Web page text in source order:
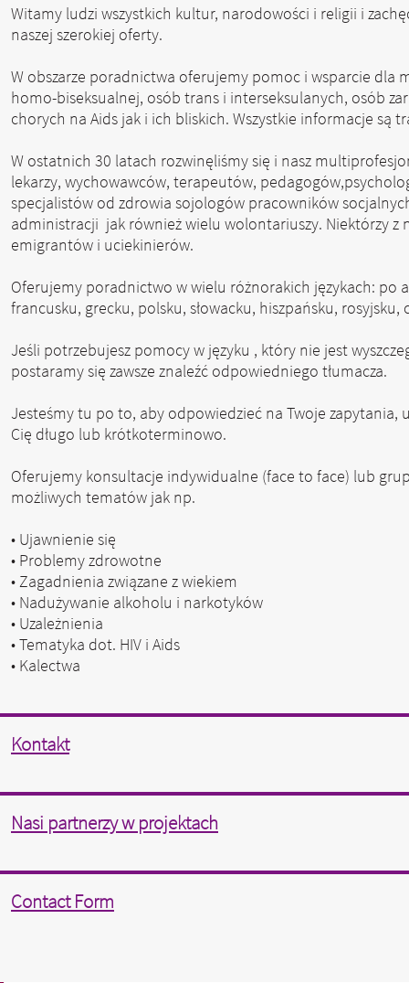
Witamy ludzi wszystkich kultur, narodowości i religii i
naszej szerokiej oferty.
W obszarze poradnictwa oferujemy pomoc i wsparcie dla
homo-biseksualnej, osób trans i interseksulanych, osób
chorych na Aids jak i ich bliskich. Wszystkie informacje są
W ostatnich 30 latach rozwinęliśmy się i nasz
lekarzy, wychowawców, terapeutów,
specjalistów od zdrowia sojologów pracowników
administracji jak również wielu wolontariuszy. Niektórzy z
emigrantów i uciekinierów.
Oferujemy poradnictwo w wielu różnorakich językach: po
francusku, grecku, polsku, słowacku, hiszpańsku, rosyjsku,
Jeśli potrzebujesz pomocy w języku , który nie jest
postaramy się zawsze znaleźć odpowiedniego tłumacza.
Jesteśmy tu po to, aby odpowiedzieć na Twoje zapytania,
Cię długo lub krótkoterminowo.
Oferujemy konsultacje indywidualne (face to face) lub
możliwych tematów jak np.
• Ujawnienie się
• Problemy zdrowotne
• Zagadnienia związane z wiekiem
• Nadużywanie alkoholu i narkotyków
• Uzależnienia
• Tematyka dot. HIV i Aids
• Kalectwa
Kontakt
Nasi partnerzy w projektach
Contact Form